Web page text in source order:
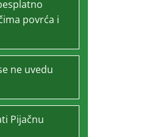
povrća i
ne uvedu
Pijačnu